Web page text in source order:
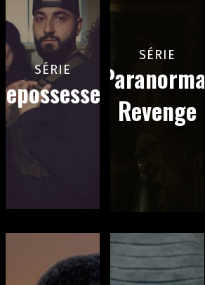
SÉRIE
SÉRIE
Paranormal
Revenge